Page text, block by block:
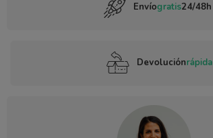
Envíogratis24/48h
Devoluciónrápida